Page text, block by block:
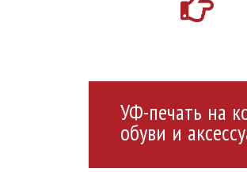
УФ-печать на
обуви и